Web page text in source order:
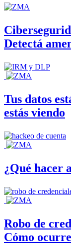
Detectá
Tus datos
estás viendo
¿Qué hacer
Robo de
Cómo